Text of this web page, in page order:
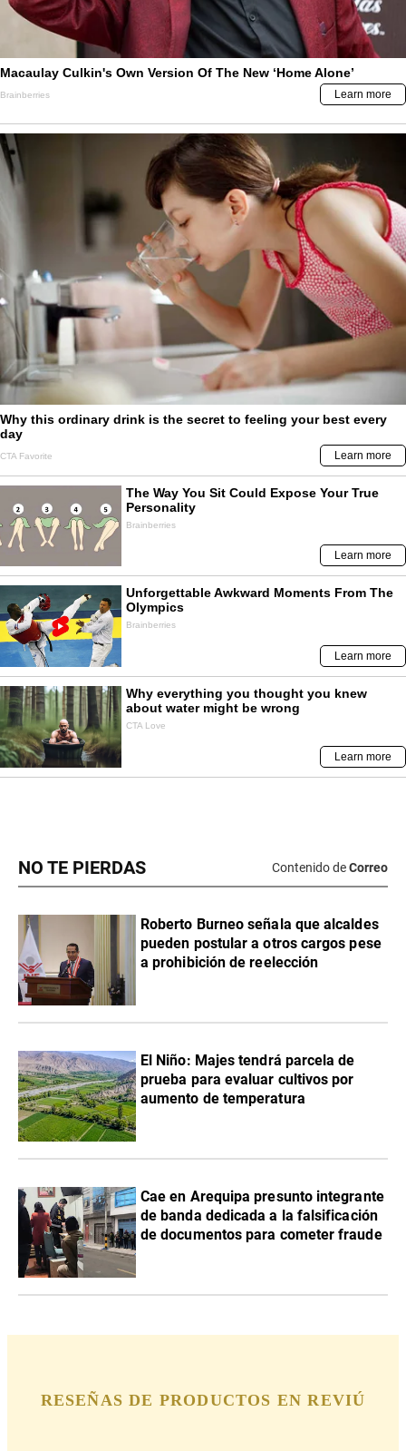
NO TE PIERDAS Contenido deCorreo
Roberto Burneo señala que alcaldes
pueden postular a otros cargos pese
a prohibición de reelección
El Niño: Majes tendrá parcela de
prueba para evaluar cultivos por
aumento de temperatura
Cae en Arequipa presunto integrante
de banda dedicada a la falsificación
de documentos para cometer fraude